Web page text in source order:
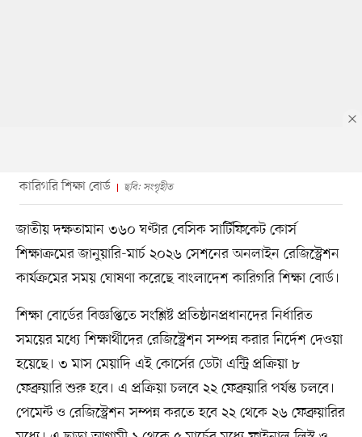
কারিগরি শিক্ষা বোর্ড ছবি: সংগৃহীত
জাতীয় দক্ষতামান ৩৬০ ঘণ্টার বেসিক সার্টিফিকেট কোর্স
শিক্ষাক্রমের জানুয়ারি-মার্চ ২০২৬ সেশনের অনলাইন রেজিস্ট্রেশন
কার্যক্রমের সময় ঘোষণা করেছে বাংলাদেশ কারিগরি শিক্ষা বোর্ড।
শিক্ষা বোর্ডের বিজ্ঞপ্তিতে সংশ্লিষ্ট প্রতিষ্ঠানপ্রধানদের নির্ধারিত
সময়ের মধ্যে শিক্ষার্থীদের রেজিস্ট্রেশন সম্পন্ন করার নির্দেশ দেওয়া
হয়েছে। ৩ মাস মেয়াদি এই কোর্সের ডেটা এন্ট্রি প্রক্রিয়া ৮
ফেব্রুয়ারি শুরু হবে। এ প্রক্রিয়া চলবে ২২ ফেব্রুয়ারি পর্যন্ত চলবে।
পেমেন্ট ও রেজিস্ট্রেশন সম্পন্ন করতে হবে ২২ থেকে ২৬ ফেব্রুয়ারির